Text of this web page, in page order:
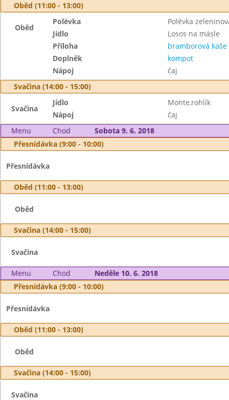
Oběd (11:00 - 13:00)
Oběd
Polévka
Polévka
Jídlo
Losos na másle
Příloha
bramborová kaše
Doplněk
kompot
Nápoj
čaj
Svačina (14:00 - 15:00)
Svačina
Jídlo
Monte,rohlík
Nápoj
čaj
Menu
Chod
Sobota 9. 6. 2018
Přesnídávka (9:00 - 10:00)
Přesnídávka
Oběd (11:00 - 13:00)
Oběd
Svačina (14:00 - 15:00)
Svačina
Menu Chod
Neděle 10. 6. 2018
Přesnídávka (9:00 - 10:00)
Přesnídávka
Oběd (11:00 - 13:00)
Oběd
Svačina (14:00 - 15:00)
Svačina